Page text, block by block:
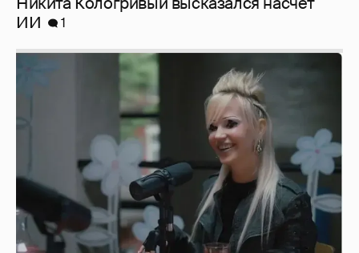
Певица Глюкоза рассказала о съёмках для
эротического журнала
3